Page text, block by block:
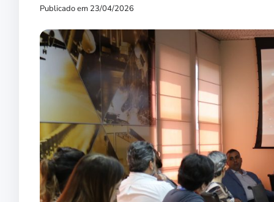
Publicado em 23/04/2026